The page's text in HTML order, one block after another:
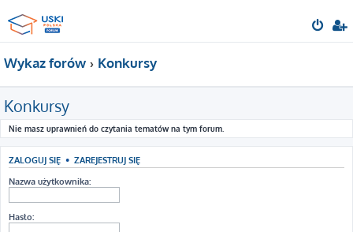
Wykaz forów Konkursy
Konkursy
Nie masz uprawnień do czytania tematów na tym forum.
ZALOGUJ SIĘ • ZAREJESTRUJ SIĘ
Nazwa użytkownika:
Hasło: